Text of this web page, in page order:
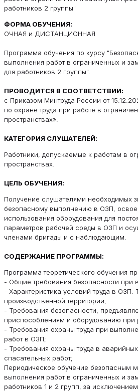
работников 2 группы"
ФОРМА ОБУЧЕНИЯ:
ОЧНАЯ и ДИСТАНЦИОННАЯ
Программа обучения по курсу
выполнения работ в ограниченных и
для работников 2 группы".
ПРОВОДИТСЯ В СООТВЕТСТВИИ:
с Приказом Минтруда России от
по охране труда при работе в
пространствах».
КАТЕГОРИЯ СЛУШАТЕЛЕЙ:
Работники, допускаемые к работам в
пространствах.
ЦЕЛЬ ОБУЧЕНИЯ:
Получение слушателями необходимых
безопасному выполнению в ОЗП,
использования оборудования для
параметров рабочей среды в ОЗП и
членами бригады и с наблюдающим.
СОДЕРЖАНИЕ ПРОГРАММЫ:
Программа теоретического обучения
- Общие требования безопасности при
- Характеристика условий труда в ОЗП.
производственной территории;
- Требования безопасности,
приспособлениям и оборудованию при
- Требования охраны труда при
работ в ОЗП;
- Требования охраны труда в
спасательных работ;
Периодическое обучение безопасным
выполнения работ в ограниченных и
работников 1 и 2 групп, за